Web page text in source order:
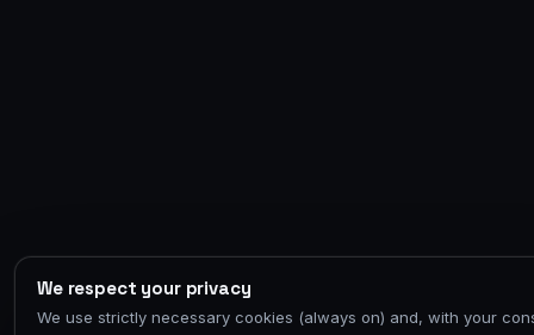
We respect your privacy
We use strictly necessary cookies (always on) and, with your